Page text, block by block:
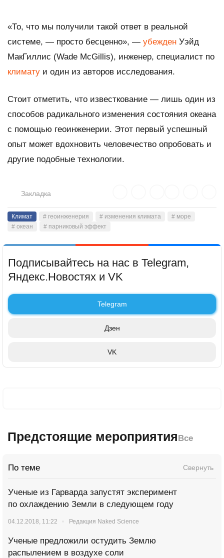
«То, что мы получили такой ответ в реальной
системе, — просто бесценно», — убежден Уэйд
МакГиллис (Wade McGillis), инженер, специалист по
климату и один из авторов исследования.
Стоит отметить, что известкование — лишь один из
способов радикального изменения состояния океана
с помощью геоинженерии. Этот первый успешный
опыт может вдохновить человечество опробовать и
другие подобные технологии.
Закладка
Климат # геоинженерия # изменения климата
# море
# океан
# парниковый эффект
Подписывайтесь на нас в Telegram,
Яндекс.Новостях и VK
Telegram
Дзен
VK
Предстоящие мероприятияВсе
По теме Свернуть
Ученые из Гарварда запустят эксперимент
по охлаждению Земли в следующем году
04.12.2018, 11:22 Редакция Naked Science
Ученые предложили остудить Землю
распылением в воздухе соли